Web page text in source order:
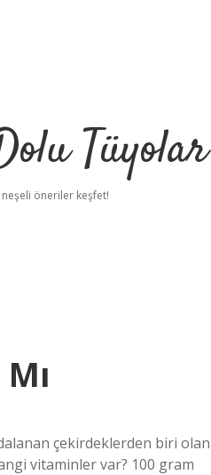
Tüyolar
öneriler keşfet!
çekirdeklerden biri olan
vitaminler var? 100 gram